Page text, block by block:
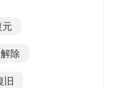
元
除
旧